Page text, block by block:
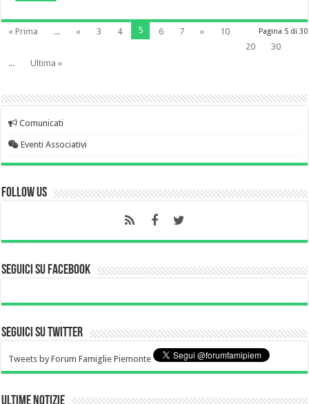
Pagina 5 di 30
« Prima ... « 3 4 5 6 7 »
10
20
30
...
Ultima »
Comunicati
Eventi Associativi
Follow Us
Seguici su Facebook
Seguici su Twitter
Tweets by Forum Famiglie Piemonte